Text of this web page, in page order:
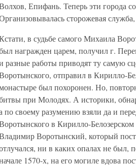
Епифань. Теперь эти города
сторожевая
в судьбе самого Михаила
награжден царем, получил г.
разные работы приводят ту самую
отправил в Кирилло-
был похоронен. Но,
при Молодях. А историки,
по своему разумению взяли да и
в Кирилло-
Воротынский, который
ни в каких опалах не был,
1570-х, на его могиле вдова